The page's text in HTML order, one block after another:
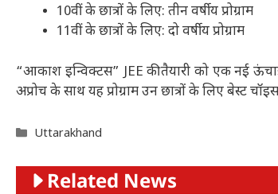
10वीं के छात्रों के लिए: तीन वर्षीय प्रोग्राम
11वीं के छात्रों के लिए: दो वर्षीय प्रोग्राम
“आकाश इन्विक्टस” JEE की तैयारी को एक नई
अप्रोच के साथ यह प्रोग्राम उन छात्रों के लिए बेस्ट
Categories
Uttarakhand
Related News